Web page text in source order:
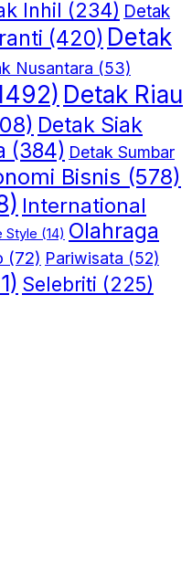
Inhil (234) Detak
(420) Detak
Nusantara (53)
Detak Riau
Detak Siak
(384) Detak Sumbar
Bisnis (578)
International
Style (14) Olahraga
(72) Pariwisata (52)
Selebriti (225)